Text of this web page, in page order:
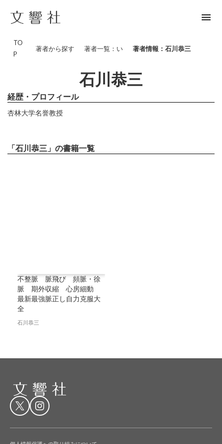
menu
TO
P
著者から探す 著者一覧：い 著者情報：石川恭三
石川恭三
経歴・プロフィール
杏林大学名誉教授
「石川恭三」の書籍一覧
不整脈 脈飛び 頻脈・徐
脈 期外収縮 心房細動
最新最強脈正し自力克服大
全
石川恭三